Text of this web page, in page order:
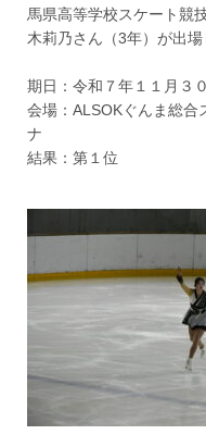
馬県高等学校スケート競
木莉乃さん（3年）が出場
期日：令和７年１１月３
会場：ALSOKぐんま総合
ナ
結果：第１位